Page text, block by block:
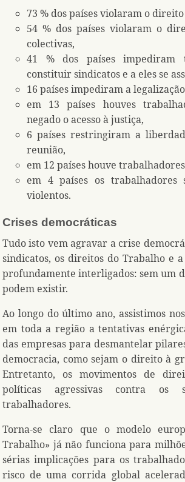
73 % dos países violaram o
54 % dos países violaram o
colectivas,
41 % dos países impediram
constituir sindicatos e a eles se
16 países impediram a
em 13 países houves
negado o acesso à justiça,
6 países restringiram a
reunião,
em 12 países houve
em 4 países os trabalhadores
violentos.
Crises democráticas
Tudo isto vem agravar a crise
sindicatos, os direitos do Trabalho e
profundamente interligados: sem um
podem existir.
Ao longo do último ano, assistimos
em toda a região a tentativas
das empresas para desmantelar
democracia, como sejam o direito à
Entretanto, os movimentos de
políticas agressivas contra os
trabalhadores.
Torna-se claro que o modelo
Trabalho» já não funciona para
sérias implicações para os
risco de uma corrida global